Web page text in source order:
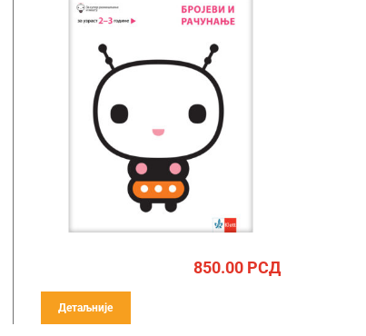
850.00РСД
Детаљније